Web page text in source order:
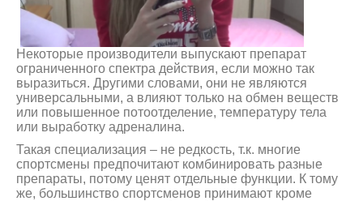
Некоторые производители выпускают препарат
ограниченного спектра действия, если можно так
выразиться. Другими словами, они не являются
универсальными, а влияют только на обмен веществ
или повышенное потоотделение, температуру тела
или выработку адреналина.
Такая специализация – не редкость, т.к. многие
спортсмены предпочитают комбинировать разные
препараты, потому ценят отдельные функции. К тому
же, большинство спортсменов принимают кроме